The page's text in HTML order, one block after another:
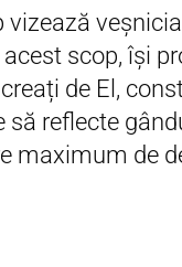
vizează
scop, își
de El,
să reflecte
maximum de